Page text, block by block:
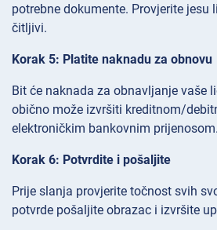
potrebne dokumente. Provjerite jesu
čitljivi.
Korak 5: Platite naknadu za obnovu
Bit će naknada za obnavljanje vaše
obično može izvršiti kreditnom/
elektroničkim bankovnim prijenosom.
Korak 6: Potvrdite i pošaljite
Prije slanja provjerite točnost svih
potvrde pošaljite obrazac i izvršite